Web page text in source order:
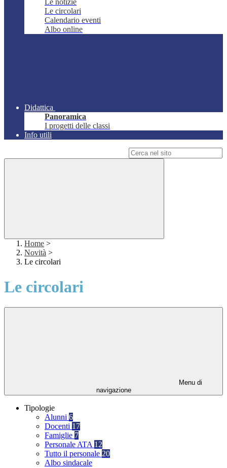
Le notizie
Le circolari
Calendario eventi
Albo online
Didattica
Panoramica
I progetti delle classi
Info utili
Home >
Novità >
Le circolari
Le circolari
Menu di
navigazione
Tipologie
Alunni 6
Docenti 17
Famiglie 7
Personale ATA 12
Tutto il personale 20
Albo sindacale